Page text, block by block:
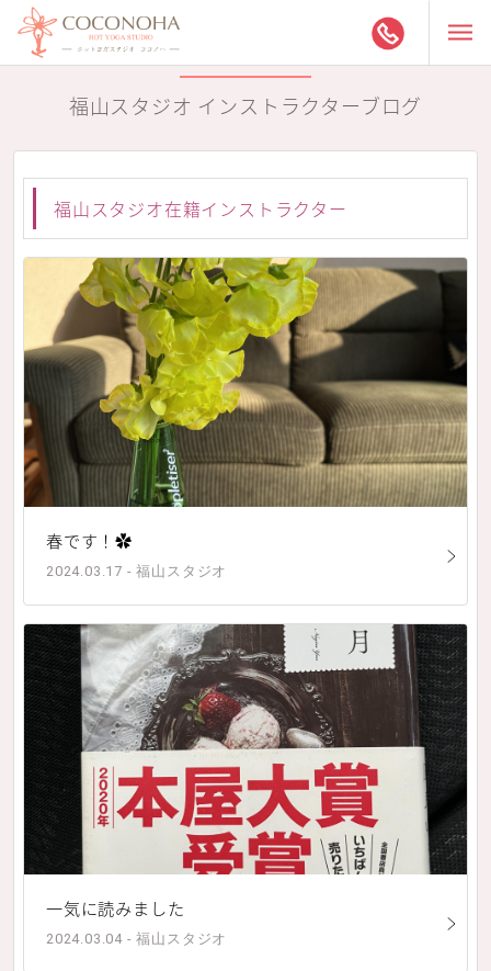
福山スタジオ インストラクターブログ
福山スタジオ在籍インストラクター
春です！✿
2024.03.17 - 福山スタジオ
一気に読みました
2024.03.04 - 福山スタジオ